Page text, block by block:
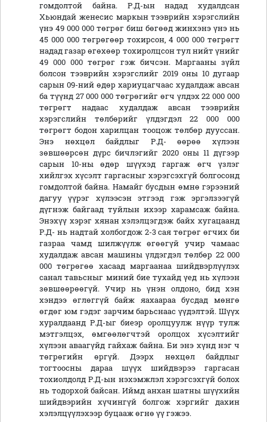
гомдолтой байна. Р.Д-ын надад худалдсан
Хьюндай женесис маркын тээврийн хэрэгслийн
үнэ 49 000 000 төгрөг биш бөгөөд жинхэнэ үнэ нь
45 000 000 төгрөгөөр тохирсон, 4 000 000 төгрөгт
надад газар өгөхөөр тохиролцсон тул нийт үнийг
49 000 000 төгрөг гэж бичсэн. Маргааны зүйл
болсон тээврийн хэрэгслийг 2019 оны 10 дугаар
сарын 09-ний өдөр хариуцагчаас худалдаж авсан
ба түүнд 27 000 000 төгрөгийг өгч үлдэх 22 000 000
төгрөгт надаас худалдаж авсан тээврийн
хэрэгслийн төлбөрийг үлдэгдэл 22 000 000
төгрөгт бодон харилцан тооцож төлбөр дууссан.
Энэ нөхцөл байдлыг Р.Д- өөрөө хүлээн
зөвшөөрсөн дүрс бичлэгийг 2020 оны 11 дүгээр
сарын 10-ны өдөр шүүхэд гаргаж өгч үзлэг
хийлгэх хүсэлт гаргасныг хэрэгсэхгүй болгосонд
гомдолтой байна. Намайг бусдын өмнө гэрээний
дагуу үүрэг хүлээсэн этгээд гэж эргэлзээгүй
дүгнэж байгаад туйлын ихээр харамсаж байна.
Энэхүү хэрэг хянан хэлэлцэгдэж байх хугацаанд
Р.Д- нь надтай холбогдож 2-3 сая төгрөг өгчих би
газраа чамд шилжүүлж өгөөгүй учир чамаас
худалдаж авсан машины үлдэгдэл төлбөр 22 000
000 төгрөгөө хасаад маргаанаа шийдвэрлүүлэх
санал тавьсныг миний бие тухайд үед нь хүлээн
зөвшөөрөөгүй. Учир нь үнэн олдоно, бид хэн
хэндээ өглөггүй байж яахаараа бусдад мөнгө
өгдөг юм гэдэг зарчим барьснаас үүдэлтэй. Шүүх
хуралдаанд Р.Д-ыг биеэр оролцуулж нүүр тулж
мэтгэлцэх, өмгөөлөгчтэй оролцох хүсэлтийг
хүлээн аваагүйд гайхаж байна. Би энэ хүнд нэг ч
төгрөгийн өргүй. Дээрх нөхцөл байдлыг
тогтоосны дараа шүүх шийдвэрээ гаргасан
тохиолдолд Р.Д-ын нэхэмжлэл хэрэгсэхгүй болох
нь тодорхой байсан. Иймд анхан шатны шүүхийн
шийдвэрийн хүчингүй болгож хэргийг дахин
хэлэлцүүлэхээр буцааж өгнө үү гэжээ.